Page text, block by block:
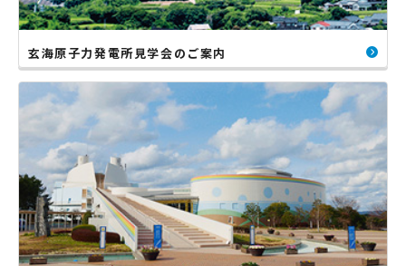
玄海原子力発電所見学会のご案内